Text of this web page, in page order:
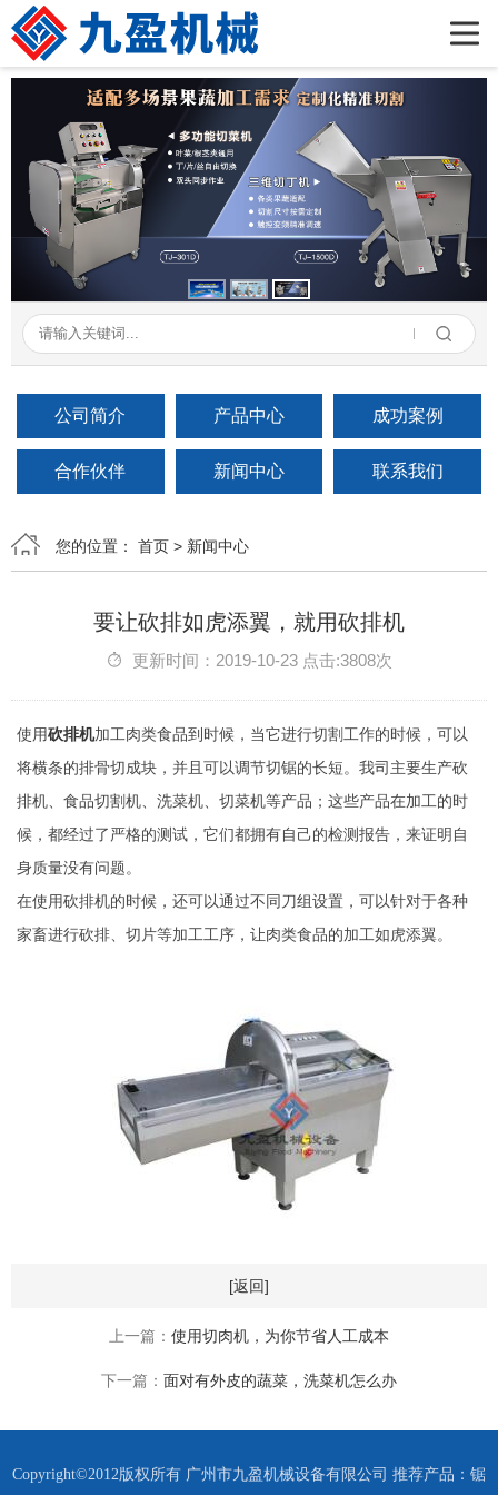
公司简介
产品展示
新闻资讯
成功案例
在线留言
联系我们
公司简介 产品中心 成功案例
合作伙伴 新闻中心 联系我们
您的位置： 首页 > 新闻中心
要让砍排如虎添翼，就用砍排机
更新时间：2019-10-23 点击:3808次
使用砍排机加工肉类食品到时候，当它进行切割工作的时候，可以
将横条的排骨切成块，并且可以调节切锯的长短。我司主要生产砍
排机、食品切割机、洗菜机、切菜机等产品；这些产品在加工的时
候，都经过了严格的测试，它们都拥有自己的检测报告，来证明自
身质量没有问题。
在使用砍排机的时候，还可以通过不同刀组设置，可以针对于各种
家畜进行砍排、切片等加工工序，让肉类食品的加工如虎添翼。
[返回]
上一篇： 使用切肉机，为你节省人工成本
下一篇： 面对有外皮的蔬菜，洗菜机怎么办
Copyright©2012版权所有 广州市九盈机械设备有限公司 推荐产品： 锯